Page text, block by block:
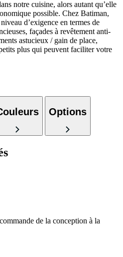
notre cuisine, alors autant qu’elle
possible. Chez Batiman,
d’exigence en termes de
façades à revêtement anti-
astucieux / gain de place,
plus qui peuvent faciliter votre
Options
de la conception à la